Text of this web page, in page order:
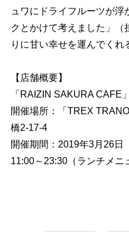
ュワにドライフルーツが
クとかけて考えました」（
りに甘い幸せを運んでくれ
【店舗概要】
「RAIZIN SAKURA CAFE」
開催場所：「TREX
橋2-17-4
開催期間：2019年3月26日
11:00～23:30（ランチメニ